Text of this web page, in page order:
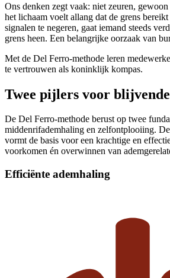
Ons denken zegt vaak: niet zeuren,
het lichaam voelt allang dat de grens
signalen te negeren, gaat iemand steeds
grens heen. Een belangrijke oorzaak van
Met de Del Ferro-methode leren
te vertrouwen als koninklijk kompas.
Twee pijlers voor
De Del Ferro-methode berust op twee
middenrifademhaling en zelfontplooiing.
vormt de basis voor een krachtige en
voorkomen én overwinnen van
Efficiënte ademhaling